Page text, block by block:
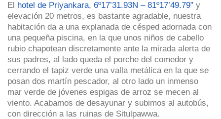
El hotel de Priyankara, 6º17’31.93N – 81º17’49.79” y
elevación 20 metros, es bastante agradable, nuestra
habitación da a una explanada de césped adornada con
una pequeña piscina, en la que unos niños de cabello
rubio chapotean discretamente ante la mirada alerta de
sus padres, al lado queda el porche del comedor y
cerrando el tapiz verde una valla metálica en la que se
posan dos martín pescador, al otro lado un inmenso
mar verde de jóvenes espigas de arroz se mecen al
viento. Acabamos de desayunar y subimos al autobús,
con dirección a las ruinas de Situlpawwa.